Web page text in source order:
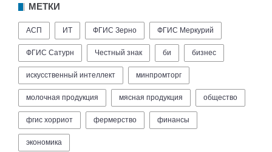
МЕТКИ
АСП ИТ ФГИС Зерно ФГИС Меркурий
ФГИС Сатурн Честный знак би бизнес
искусственный интеллект минпромторг
молочная продукция мясная продукция общество
фгис хорриот фермерство финансы
экономика